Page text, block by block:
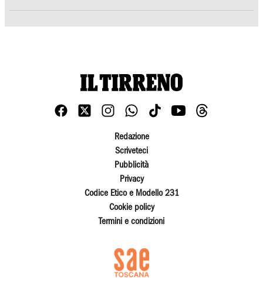
Redazione
Scriveteci
Pubblicità
Privacy
Codice Etico e Modello 231
Cookie policy
Termini e condizioni